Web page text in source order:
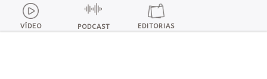
VÍDEO PODCAST EDITORIAS